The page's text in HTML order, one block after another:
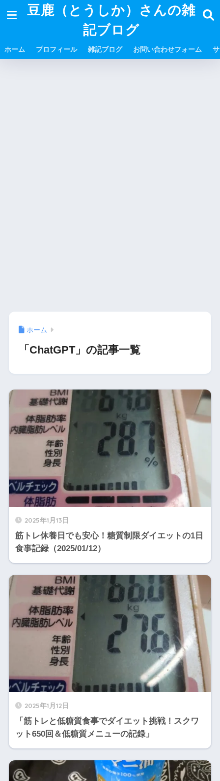
豆鹿（とうしか）さんの雑
記ブログ
ホーム プロフィール 雑記ブログ お問い合わせフォーム
ホーム
「ChatGPT」の記事一覧
2025年1月13日
筋トレ休養日でも安心！糖質制限ダイエットの1日
食事記録（2025/01/12）
2025年1月12日
「筋トレと低糖質食事でダイエット挑戦！スクワ
ット650回＆低糖質メニューの記録」